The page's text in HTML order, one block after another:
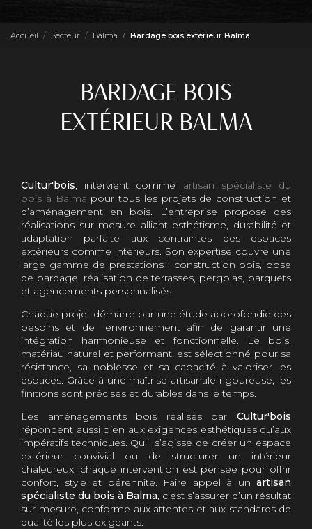
Accueil Secteur Balma Bardage bois extérieur Balma
BARDAGE BOIS
EXTÉRIEUR BALMA
Cultur'bois, intervient comme artisan spécialiste du
bois à Balma pour tous les projets de construction et
d’aménagement en bois. L’entreprise propose des
réalisations sur mesure alliant esthétisme, durabilité et
adaptation parfaite aux contraintes des espaces
extérieurs comme intérieurs. Son expertise couvre une
large gamme de prestations : construction bois, pose
de bardage, réalisation de terrasses, pergolas, parquets
et agencements personnalisés.
Chaque projet démarre par une étude approfondie des
besoins et de l’environnement afin de garantir une
intégration harmonieuse et fonctionnelle. Le bois,
matériau naturel et performant, est sélectionné pour sa
résistance, sa noblesse et sa capacité à valoriser les
espaces. Grâce à une maîtrise artisanale rigoureuse, les
finitions sont précises et durables dans le temps.
Les aménagements bois réalisés par Cultur'bois
répondent aussi bien aux exigences esthétiques qu’aux
impératifs techniques. Qu’il s’agisse de créer un espace
extérieur convivial ou de structurer un intérieur
chaleureux, chaque intervention est pensée pour offrir
confort, style et pérennité. Faire appel à un artisan
spécialiste du bois à Balma, c’est s’assurer d’un résultat
sur mesure, conforme aux attentes et aux standards de
qualité les plus exigeants.